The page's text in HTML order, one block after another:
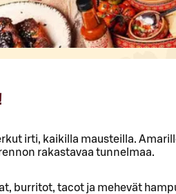
irti, kaikilla mausteilla.
rakastavaa tunnelmaa.
burritot, tacot ja mehevät